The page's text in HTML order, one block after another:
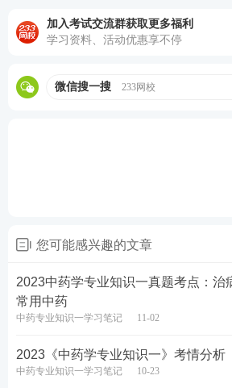
包含班级：6大班级，从基
赠送资料：赠送1套（四科
考试不过免费重学一次，
课
热门推荐：
加入考试交流群获取更多福利
学习资料、活动优惠享不停
微信搜一搜 233网校
您可能感兴趣的文章
2023中药学专业知识一真题考点：治
常用中药
中药专业知识一学习笔记 11-02
2023《中药学专业知识一》考情分析
中药专业知识一学习笔记 10-23